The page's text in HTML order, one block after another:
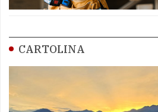
CARTOLINA